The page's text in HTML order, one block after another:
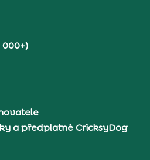
000+)
a předplatné CricksyDog